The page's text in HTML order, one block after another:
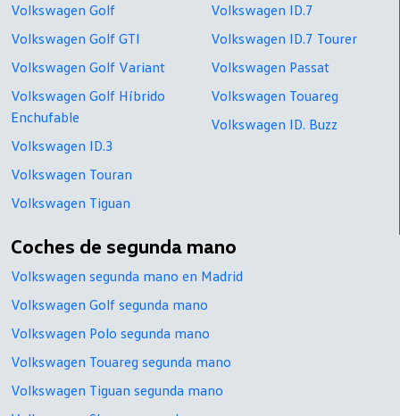
Volkswagen Golf
Volkswagen Golf GTI
Volkswagen Golf Variant
Volkswagen Golf Híbrido
Enchufable
Volkswagen ID.3
Volkswagen Touran
Volkswagen Tiguan
Volkswagen ID.7
Volkswagen ID.7 Tourer
Volkswagen Passat
Volkswagen Touareg
Volkswagen ID. Buzz
Coches de segunda mano
Volkswagen segunda mano en Madrid
Volkswagen Golf segunda mano
Volkswagen Polo segunda mano
Volkswagen Touareg segunda mano
Volkswagen Tiguan segunda mano